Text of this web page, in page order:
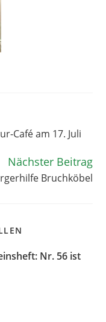
Café am 17. Juli
Nächster Beitrag
Bruchköbel
Nr. 56 ist